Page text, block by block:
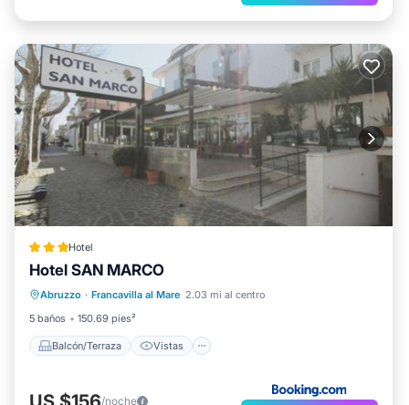
Hotel
Hotel SAN MARCO
Abruzzo · Francavilla al Mare 2.03 mi al centro
5 baños
150.69 pies²
Balcón/Terraza Vistas
Balcón/Terraza
Aire acondicionado
Internet
/noche